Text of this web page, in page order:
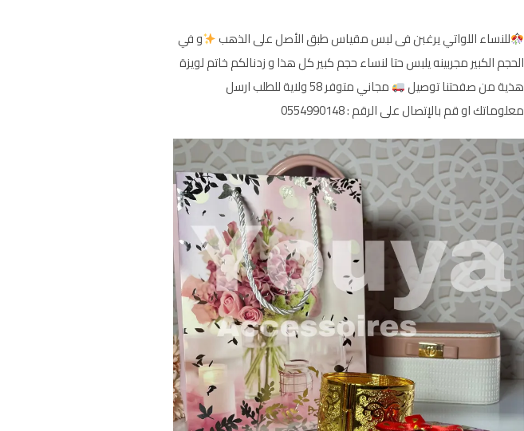
للنساء اللواتي يرغبن فى لبس مقياس طبق الأصل على الذهب
و في
الحجم الكبير مجربينه يلبس حتا لنساء حجم كبير كل هذا و زدنالكم خاتم لويزة
هذية من صفحتنا توصيل
مجاني متوفر 58 ولاية للطلب ارسل
معلوماتك او قم بالإتصال على الرقم : 0554990148